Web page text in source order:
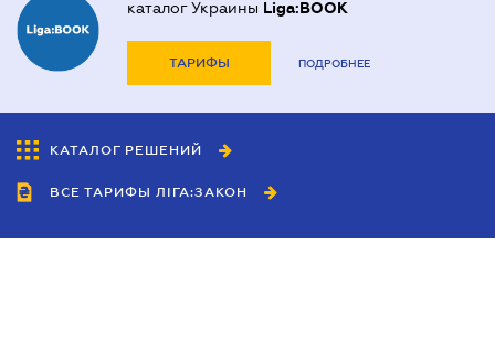
каталог Украины Liga:BOOK
ТАРИФЫ ПОДРОБНЕЕ
КАТАЛОГ РЕШЕНИЙ
ВСЕ ТАРИФЫ ЛІГА:ЗАКОН